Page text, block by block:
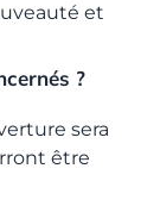
et
?
sera
être